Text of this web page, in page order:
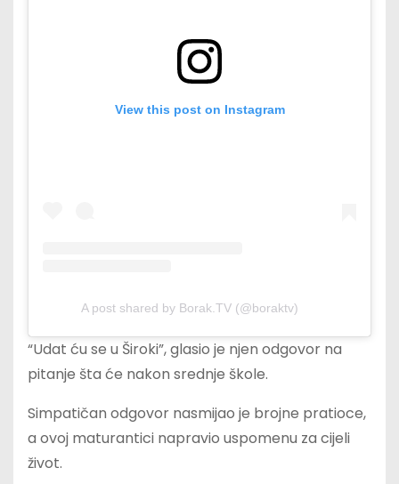
View this post on Instagram
A post shared by Borak.TV (@boraktv)
“Udat ću se u Široki”, glasio je njen odgovor na
pitanje šta će nakon srednje škole.
Simpatičan odgovor nasmijao je brojne pratioce,
a ovoj maturantici napravio uspomenu za cijeli
život.